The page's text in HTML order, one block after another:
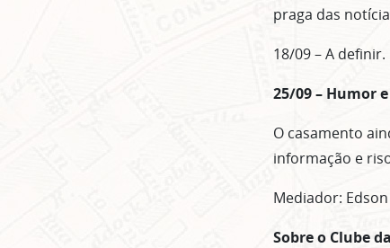
praga das
18/09 – A definir.
25/09 – Humor
O casamento
informação e
Mediador:
Sobre o Clube